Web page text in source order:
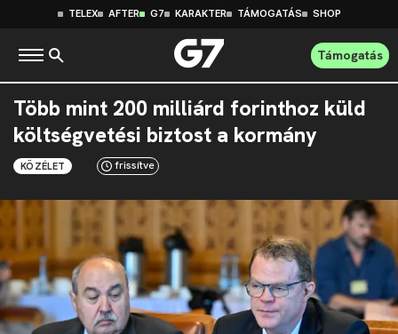
TELEX AFTER G7 KARAKTER TÁMOGATÁS SHOP
Támogatás
Több mint 200 milliárd forinthoz küld
költségvetési biztost a kormány
KÖZÉLET frissítve